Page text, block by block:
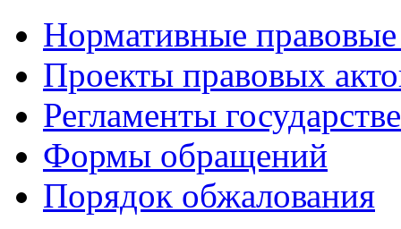
Нормативные
Проекты правовых
Регламенты
Формы обращений
Порядок обжалования